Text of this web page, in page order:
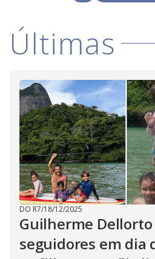
Últimas
DO R7/18/12/2025
Guilherme
seguidores em dia